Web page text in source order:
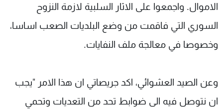
الاموال. واجمعوا على الاثار السلبية لازمة النزوح
السوري التي فاقمت من وضع البلديات الصعب اساسا،
وخصوصا في معالجة ملف النفايات.
وعن الصيد العشوائي، اكد جريصاتي ان هذا الامر "يجب
ان نتوصل فيه الى ضوابط تحد من التعديات وتحمي